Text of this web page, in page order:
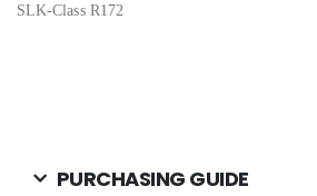
SLK-Class R172
PURCHASING GUIDE